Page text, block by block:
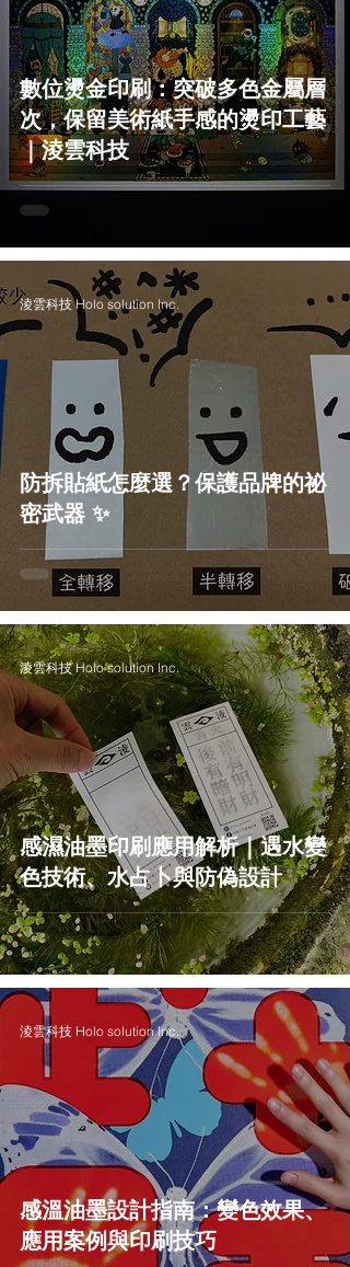
數位燙金印刷：突破多色金屬層
次，保留美術紙手感的燙印工藝
｜淩雲科技
防拆貼紙怎麼選？保護品牌的祕
密武器 ✨
淩雲科技 Holo solution Inc.
感濕油墨印刷應用解析｜遇水變
色技術、水占卜與防偽設計
淩雲科技 Holo solution Inc.
感溫油墨設計指南：變色效果、
應用案例與印刷技巧
淩雲科技 Holo solution Inc.